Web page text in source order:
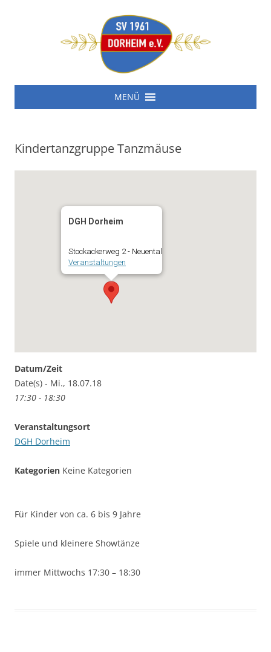
SV 1961 Dorheim e.V.
Zum
MENÜ
Kindertanzgruppe Tanzmäuse
DGH Dorheim
Stockackerweg 2 - Neuental
Veranstaltungen
Datum/Zeit
Date(s) - Mi., 18.07.18
17:30 - 18:30
Veranstaltungsort
DGH Dorheim
Kategorien Keine Kategorien
Für Kinder von ca. 6 bis 9 Jahre
Spiele und kleinere Showtänze
immer Mittwochs 17:30 – 18:30